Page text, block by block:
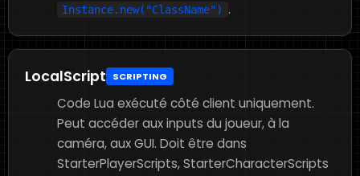
Instance.new("ClassName") .
LocalScript SCRIPTING
Code Lua exécuté côté client uniquement.
Peut accéder aux inputs du joueur, à la
caméra, aux GUI. Doit être dans
StarterPlayerScripts, StarterCharacterScripts